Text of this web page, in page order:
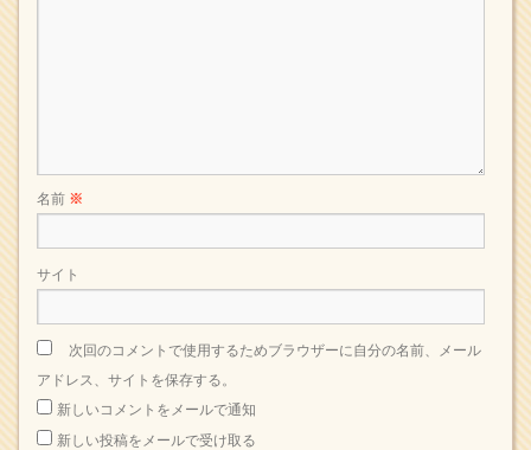
名前 ※
サイト
次回のコメントで使用するためブラウザーに自分の名前、メール
アドレス、サイトを保存する。
新しいコメントをメールで通知
新しい投稿をメールで受け取る